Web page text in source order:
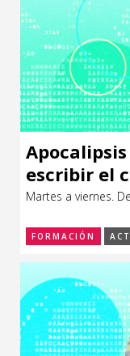
escribir el
Martes a viernes.
FORMACIÓN